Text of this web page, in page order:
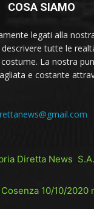
COSA SIAMO
legati alla
tutte le
La nostra
e costante
Diretta News
10/10/2020